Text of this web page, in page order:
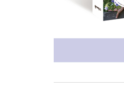
이제는 대기업이다
레이첼 씨를 위한 한